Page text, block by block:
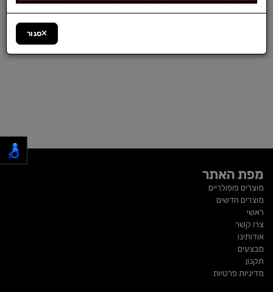
מפת האתר
מוצרים פופולריים
מוצרים חדשים
ראשי
צרו קשר
אודותינו
מבצעים
תקנון
מדיניות פרטיות
סגור